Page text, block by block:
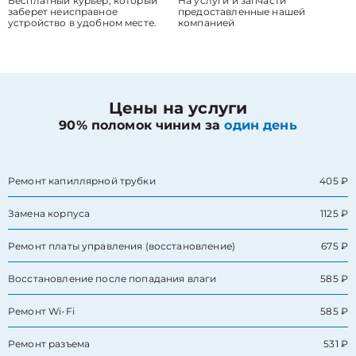
заберет неисправное
устройство в удобном месте.
предоставленные нашей
компанией
Цены на услуги
90% поломок чиним заодин день
Ремонт капиллярной трубки 405 ₽
Замена корпуса 1125 ₽
Ремонт платы управления (восстановление) 675 ₽
Восстановление после попадания влаги 585 ₽
Ремонт Wi-Fi 585 ₽
Ремонт разъема 531 ₽